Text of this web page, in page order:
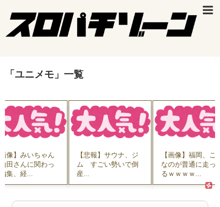
「 ユニメモ 」 一覧
像】みいちゃん
田さんに関わっ
集、経...
【悲報】サウナ、ジ
ム すごい勢いで倒
産...
【画像】福岡、こ
なのが普通に走っ
るｗｗｗｗ...